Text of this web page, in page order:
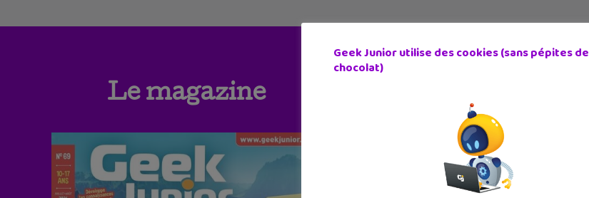
Le magazine
Geek Junior utilise des cookies (sans pépites de
chocolat)